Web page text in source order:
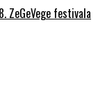
ZeGeVege festivala